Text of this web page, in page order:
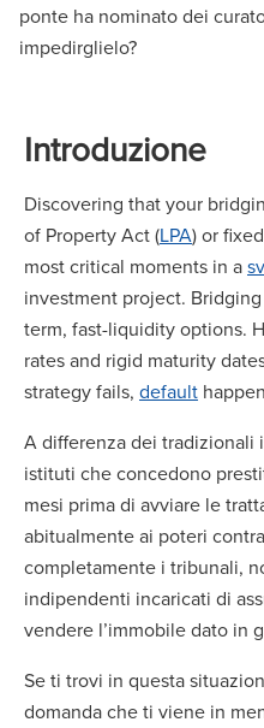
ponte ha nominato dei
impedirglielo?
Introduzione
Discovering that your
of Property Act (LPA) or
most critical moments in a
investment project.
term, fast-liquidity options.
rates and rigid maturity
strategy fails, default
A differenza dei
istituti che concedono
mesi prima di avviare le
abitualmente ai poteri
completamente i tribunali,
indipendenti incaricati di
vendere l’immobile dato in
Se ti trovi in questa
domanda che ti viene in